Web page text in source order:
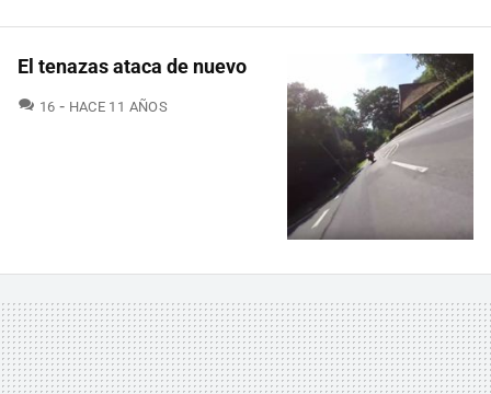
El tenazas ataca de nuevo
16 COMENTARIOS
HACE 11 AÑOS